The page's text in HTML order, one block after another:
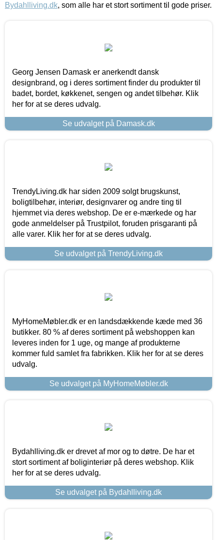
Bydahlliving.dk, som alle har et stort sortiment til gode priser.
Georg Jensen Damask er anerkendt dansk
designbrand, og i deres sortiment finder du produkter til
badet, bordet, køkkenet, sengen og andet tilbehør. Klik
her for at se deres udvalg.
Se udvalget på Damask.dk
TrendyLiving.dk har siden 2009 solgt brugskunst,
boligtilbehør, interiør, designvarer og andre ting til
hjemmet via deres webshop. De er e-mærkede og har
gode anmeldelser på Trustpilot, foruden prisgaranti på
alle varer. Klik her for at se deres udvalg.
Se udvalget på TrendyLiving.dk
MyHomeMøbler.dk er en landsdækkende kæde med 36
butikker. 80 % af deres sortiment på webshoppen kan
leveres inden for 1 uge, og mange af produkterne
kommer fuld samlet fra fabrikken. Klik her for at se deres
udvalg.
Se udvalget på MyHomeMøbler.dk
Bydahlliving.dk er drevet af mor og to døtre. De har et
stort sortiment af boliginteriør på deres webshop. Klik
her for at se deres udvalg.
Se udvalget på Bydahlliving.dk